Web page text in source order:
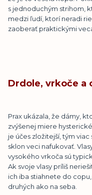
s jednoduchým strihom,
medzi ľudí, ktorí neradi
zaoberať praktickými
Drdole, vrkoče a
Prax ukázala, že dámy,
zvýšenej miere
je účes zložitejší, tým
sklon veci nafukovať.
vysokého vrkoča sú
Ak svoje vlasy príliš
ich iba stiahnete do
druhých ako na seba.